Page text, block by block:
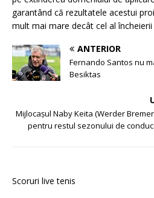
garantând că rezultatele acestui
mult mai mare decât cel al încheierii
ANTERIOR
Fernando Santos nu
Besiktas
Mijlocaşul Naby Keita (Werder
pentru restul sezonului de
Scoruri live tenis